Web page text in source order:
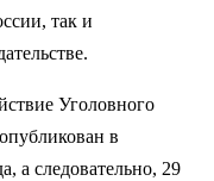
так и
Уголовного
в
а следовательно, 29